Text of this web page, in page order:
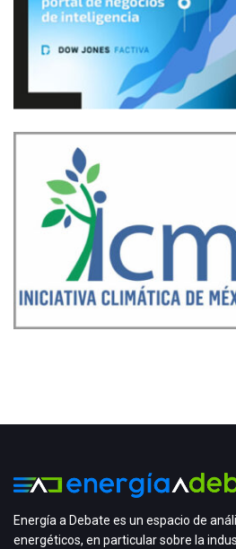
Energía a Debate es un espacio de
energéticos, en particular sobre la